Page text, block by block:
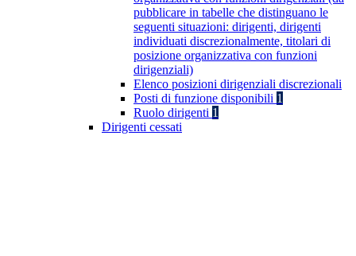
pubblicare in tabelle che distinguano le
seguenti situazioni: dirigenti, dirigenti
individuati discrezionalmente, titolari di
posizione organizzativa con funzioni
dirigenziali)
Elenco posizioni dirigenziali discrezionali
Posti di funzione disponibili 1
Ruolo dirigenti 1
Dirigenti cessati